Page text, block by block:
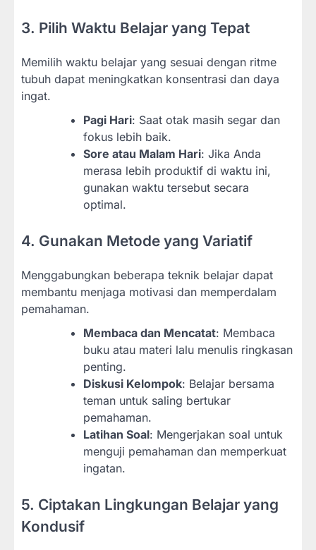
3. Pilih Waktu Belajar yang Tepat
Memilih waktu belajar yang sesuai dengan ritme
tubuh dapat meningkatkan konsentrasi dan daya
ingat.
Pagi Hari: Saat otak masih segar dan
fokus lebih baik.
Sore atau Malam Hari: Jika Anda
merasa lebih produktif di waktu ini,
gunakan waktu tersebut secara
optimal.
4. Gunakan Metode yang Variatif
Menggabungkan beberapa teknik belajar dapat
membantu menjaga motivasi dan memperdalam
pemahaman.
Membaca dan Mencatat: Membaca
buku atau materi lalu menulis ringkasan
penting.
Diskusi Kelompok: Belajar bersama
teman untuk saling bertukar
pemahaman.
Latihan Soal: Mengerjakan soal untuk
menguji pemahaman dan memperkuat
ingatan.
5. Ciptakan Lingkungan Belajar yang
Kondusif